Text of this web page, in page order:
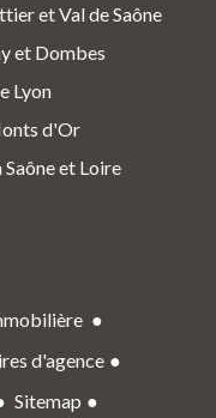
et Val de Saône
et Dombes
Lyon
d'Or
et Loire
d'agence
Sitemap